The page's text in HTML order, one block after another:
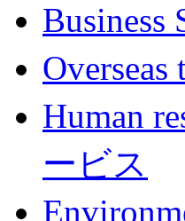
Human
ービス